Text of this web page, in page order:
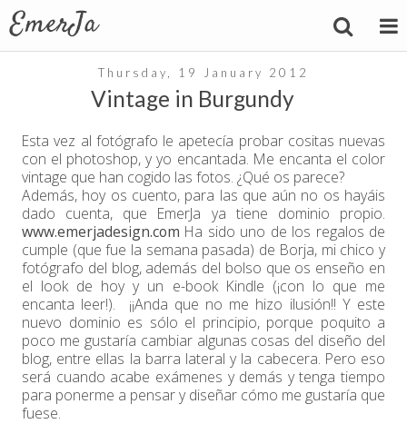
Thursday, 19 January 2012
Vintage in Burgundy
Esta vez al fotógrafo le apetecía probar cositas nuevas
con el photoshop, y yo encantada. Me encanta el color
vintage que han cogido las fotos. ¿Qué os parece?
Además, hoy os cuento, para las que aún no os hayáis
dado cuenta, que EmerJa ya tiene dominio propio.
www.emerjadesign.com Ha sido uno de los regalos de
cumple (que fue la semana pasada) de Borja, mi chico y
fotógrafo del blog, además del bolso que os enseño en
el look de hoy y un e-book Kindle (¡con lo que me
encanta leer!). ¡¡Anda que no me hizo ilusión!! Y este
nuevo dominio es sólo el principio, porque poquito a
poco me gustaría cambiar algunas cosas del diseño del
blog, entre ellas la barra lateral y la cabecera. Pero eso
será cuando acabe exámenes y demás y tenga tiempo
para ponerme a pensar y diseñar cómo me gustaría que
fuese.